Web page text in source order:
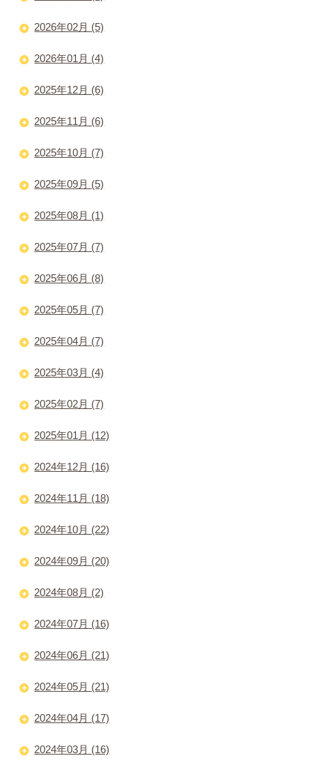
2026年02月 (5)
2026年01月 (4)
2025年12月 (6)
2025年11月 (6)
2025年10月 (7)
2025年09月 (5)
2025年08月 (1)
2025年07月 (7)
2025年06月 (8)
2025年05月 (7)
2025年04月 (7)
2025年03月 (4)
2025年02月 (7)
2025年01月 (12)
2024年12月 (16)
2024年11月 (18)
2024年10月 (22)
2024年09月 (20)
2024年08月 (2)
2024年07月 (16)
2024年06月 (21)
2024年05月 (21)
2024年04月 (17)
2024年03月 (16)